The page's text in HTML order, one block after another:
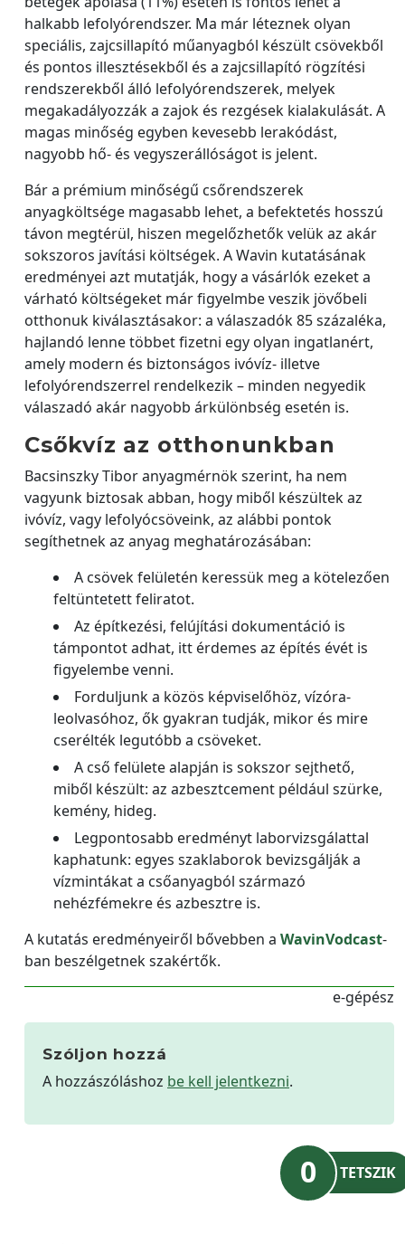
halkabb lefolyórendszer. Ma már léteznek olyan
speciális, zajcsillapító műanyagból készült csövekből
és pontos illesztésekből és a zajcsillapító rögzítési
rendszerekből álló lefolyórendszerek, melyek
megakadályozzák a zajok és rezgések kialakulását. A
magas minőség egyben kevesebb lerakódást,
nagyobb hő- és vegyszerállóságot is jelent.
Bár a prémium minőségű csőrendszerek
anyagköltsége magasabb lehet, a befektetés hosszú
távon megtérül, hiszen megelőzhetők velük az akár
sokszoros javítási költségek. A Wavin kutatásának
eredményei azt mutatják, hogy a vásárlók ezeket a
várható költségeket már figyelmbe veszik jövőbeli
otthonuk kiválasztásakor: a válaszadók 85 százaléka,
hajlandó lenne többet fizetni egy olyan ingatlanért,
amely modern és biztonságos ivóvíz- illetve
lefolyórendszerrel rendelkezik – minden negyedik
válaszadó akár nagyobb árkülönbség esetén is.
Csőkvíz az otthonunkban
Bacsinszky Tibor anyagmérnök szerint, ha nem
vagyunk biztosak abban, hogy miből készültek az
ivóvíz, vagy lefolyócsöveink, az alábbi pontok
segíthetnek az anyag meghatározásában:
A csövek felületén keressük meg a kötelezően
feltüntetett feliratot.
Az építkezési, felújítási dokumentáció is
támpontot adhat, itt érdemes az építés évét is
figyelembe venni.
Forduljunk a közös képviselőhöz, vízóra-
leolvasóhoz, ők gyakran tudják, mikor és mire
cserélték legutóbb a csöveket.
A cső felülete alapján is sokszor sejthető,
miből készült: az azbesztcement például szürke,
kemény, hideg.
Legpontosabb eredményt laborvizsgálattal
kaphatunk: egyes szaklaborok bevizsgálják a
vízmintákat a csőanyagból származó
nehézfémekre és azbesztre is.
A kutatás eredményeiről bővebben a WavinVodcast-
ban beszélgetnek szakértők.
e-gépész
Szóljon hozzá
A hozzászóláshoz be kell jelentkezni.
0 TETSZIK